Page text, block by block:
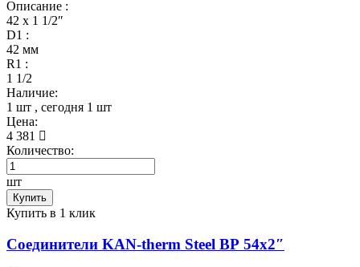
Описание :
42 x 1 1/2″
D1 :
42 мм
R1 :
1 1/2
Наличие:
1 шт , сегодня 1 шт
Цена:
4 381
Количество:
шт
Купить
Купить в 1 клик
Соединители KAN-therm Steel ВР 54x2″